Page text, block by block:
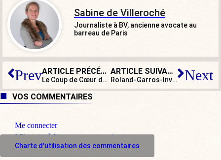
Sabine de Villeroché
Journaliste à BV, ancienne avocate au
barreau de Paris
Prev ARTICLE PRÉCÉDENT
Le Coup de Cœur de BV : Albiciacum
ARTICLE SUIVANT
Roland-Garros-Invalides : le paroxysme du n’importe quoi Next
VOS COMMENTAIRES
Me connecter
M'inscrire à l'espace commentaire
Charte d'utilisation des commentaires